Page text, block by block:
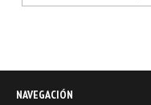
NAVEGACIÓN